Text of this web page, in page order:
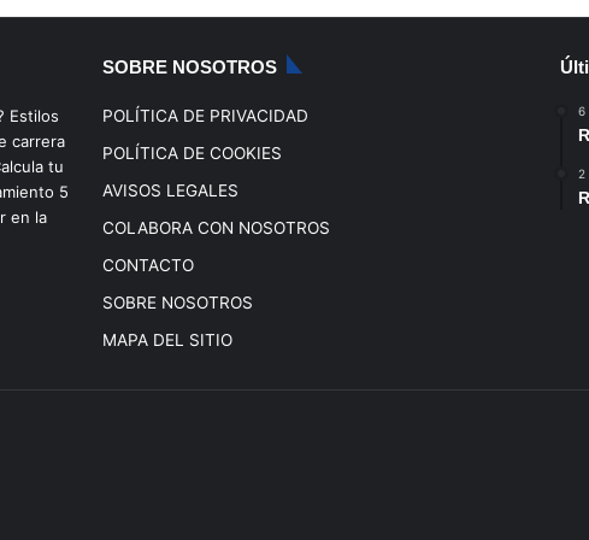
Estilos
carrera
tu
5
en la
SOBRE NOSOTROS
POLÍTICA DE PRIVACIDAD
POLÍTICA DE COOKIES
AVISOS LEGALES
COLABORA CON NOSOTROS
CONTACTO
SOBRE NOSOTROS
MAPA DEL SITIO
6
2